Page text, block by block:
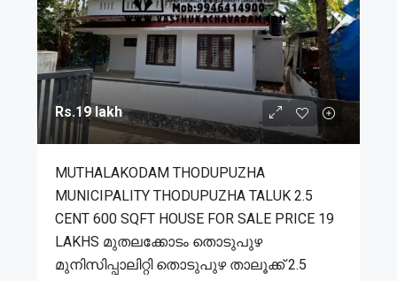
Rs.19 lakh
MUTHALAKODAM THODUPUZHA
MUNICIPALITY THODUPUZHA TALUK 2.5
CENT 600 SQFT HOUSE FOR SALE PRICE 19
LAKHS മുതലക്കോടം തൊടുപുഴ
മുനിസിപ്പാലിറ്റി തൊടുപുഴ താലൂക്ക് 2.5